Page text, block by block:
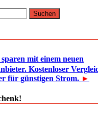
mit einem neuen
Kostenloser
für günstigen Strom. ►